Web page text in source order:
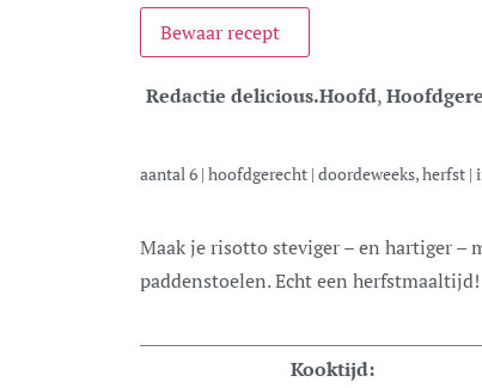
Bewaar recept
Redactie delicious.Hoofd,
aantal6 | hoofdgerecht | doordeweeks, herfst |
Maak je risotto steviger – en hartiger – met parelgort en diepbruin gebakken
paddenstoelen. Echt een herfstmaaltijd!
Kooktijd: